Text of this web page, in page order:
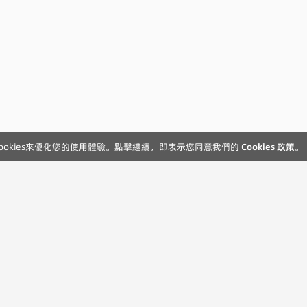
來優化您的使用體驗。點擊繼續，即表示您同意我們的 Cookies 政策。